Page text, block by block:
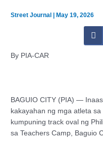
Street Journal |May 19, 2026
By PIA-CAR
BAGUIO CITY (PIA) —
kakayahan ng mga atleta
kumpuning track oval ng
sa Teachers Camp, Baguio